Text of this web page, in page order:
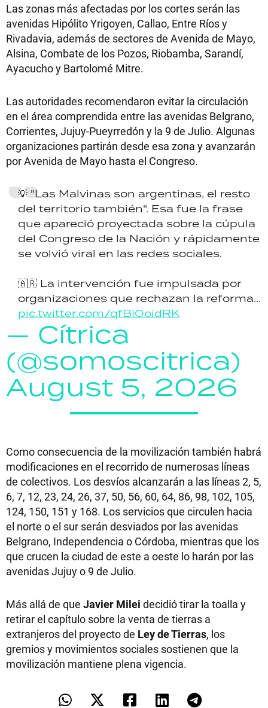
Las zonas más afectadas por los cortes serán las
avenidas Hipólito Yrigoyen, Callao, Entre Ríos y
Rivadavia, además de sectores de Avenida de Mayo,
Alsina, Combate de los Pozos, Riobamba, Sarandí,
Ayacucho y Bartolomé Mitre.
Las autoridades recomendaron evitar la circulación
en el área comprendida entre las avenidas Belgrano,
Corrientes, Jujuy-Pueyrredón y la 9 de Julio. Algunas
organizaciones partirán desde esa zona y avanzarán
por Avenida de Mayo hasta el Congreso.
💡 "Las Malvinas son argentinas, el resto
del territorio también". Esa fue la frase
que apareció proyectada sobre la cúpula
del Congreso de la Nación y rápidamente
se volvió viral en las redes sociales.
🇦🇷 La intervención fue impulsada por
organizaciones que rechazan la reforma...
pic.twitter.com/qfBIOoidRK
— Cítrica
(@somoscitrica)
August 5, 2026
Como consecuencia de la movilización también habrá
modificaciones en el recorrido de numerosas líneas
de colectivos. Los desvíos alcanzarán a las líneas 2, 5,
6, 7, 12, 23, 24, 26, 37, 50, 56, 60, 64, 86, 98, 102, 105,
124, 150, 151 y 168. Los servicios que circulen hacia
el norte o el sur serán desviados por las avenidas
Belgrano, Independencia o Córdoba, mientras que los
que crucen la ciudad de este a oeste lo harán por las
avenidas Jujuy o 9 de Julio.
Más allá de que Javier Milei decidió tirar la toalla y
retirar el capítulo sobre la venta de tierras a
extranjeros del proyecto de Ley de Tierras, los
gremios y movimientos sociales sostienen que la
movilización mantiene plena vigencia.